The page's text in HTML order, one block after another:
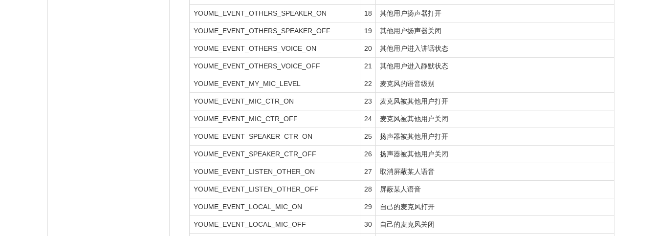
YOUME_EVENT_OTHERS_SPEAKER_ON 18 其他用户扬声器打开
YOUME_EVENT_OTHERS_SPEAKER_OFF 19 其他用户扬声器关闭
YOUME_EVENT_OTHERS_VOICE_ON 20 其他用户进入讲话状态
YOUME_EVENT_OTHERS_VOICE_OFF 21 其他用户进入静默状态
YOUME_EVENT_MY_MIC_LEVEL 22 麦克风的语音级别
YOUME_EVENT_MIC_CTR_ON 23 麦克风被其他用户打开
YOUME_EVENT_MIC_CTR_OFF 24 麦克风被其他用户关闭
YOUME_EVENT_SPEAKER_CTR_ON 25 扬声器被其他用户打开
YOUME_EVENT_SPEAKER_CTR_OFF 26 扬声器被其他用户关闭
YOUME_EVENT_LISTEN_OTHER_ON 27 取消屏蔽某人语音
YOUME_EVENT_LISTEN_OTHER_OFF 28 屏蔽某人语音
YOUME_EVENT_LOCAL_MIC_ON 29 自己的麦克风打开
YOUME_EVENT_LOCAL_MIC_OFF 30 自己的麦克风关闭